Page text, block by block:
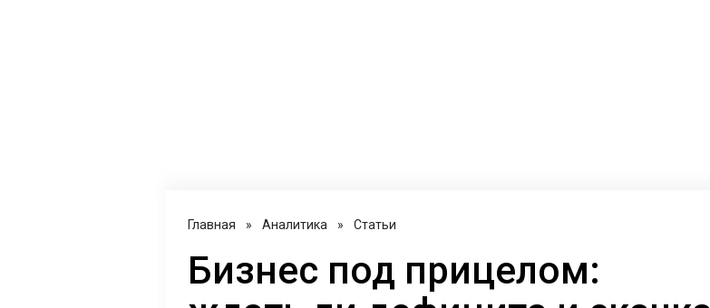
Главная » Аналитика » Статьи
Бизнес под прицелом: